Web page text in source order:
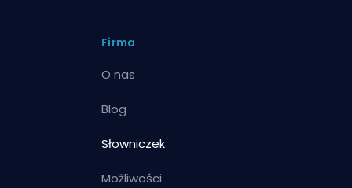
Firma
O nas
Blog
Słowniczek
Możliwości